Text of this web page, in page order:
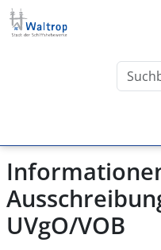
Direkt zum Inhalt
UVgO/VOB